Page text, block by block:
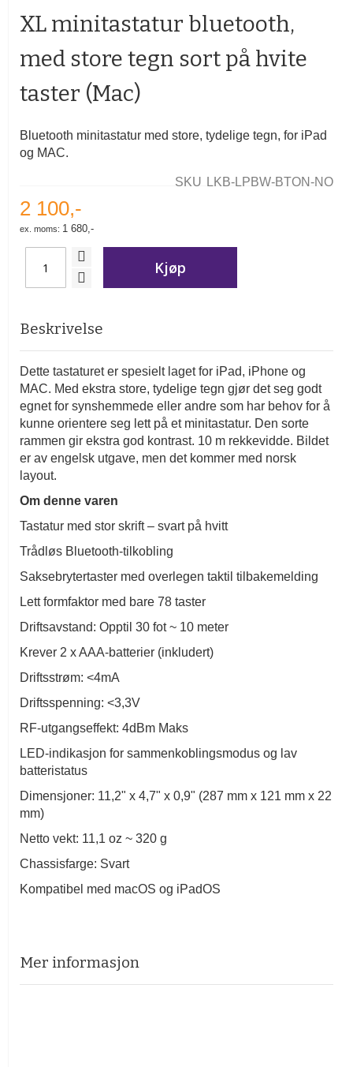
av
XL minitastatur bluetooth,
med store tegn sort på hvite
taster (Mac)
Bluetooth minitastatur med store, tydelige tegn, for iPad
og MAC.
SKU LKB-LPBW-BTON-NO
2 100,-
1 680,-
Kjøp
Beskrivelse
Dette tastaturet er spesielt laget for iPad, iPhone og
MAC. Med ekstra store, tydelige tegn gjør det seg godt
egnet for synshemmede eller andre som har behov for å
kunne orientere seg lett på et minitastatur. Den sorte
rammen gir ekstra god kontrast. 10 m rekkevidde. Bildet
er av engelsk utgave, men det kommer med norsk
layout.
Om denne varen
Tastatur med stor skrift – svart på hvitt
Trådløs Bluetooth-tilkobling
Saksebrytertaster med overlegen taktil tilbakemelding
Lett formfaktor med bare 78 taster
Driftsavstand: Opptil 30 fot ~ 10 meter
Krever 2 x AAA-batterier (inkludert)
Driftsstrøm: <4mA
Driftsspenning: <3,3V
RF-utgangseffekt: 4dBm Maks
LED-indikasjon for sammenkoblingsmodus og lav
batteristatus
Dimensjoner: 11,2" x 4,7" x 0,9" (287 mm x 121 mm x 22
mm)
Netto vekt: 11,1 oz ~ 320 g
Chassisfarge: Svart
Kompatibel med macOS og iPadOS
Mer informasjon